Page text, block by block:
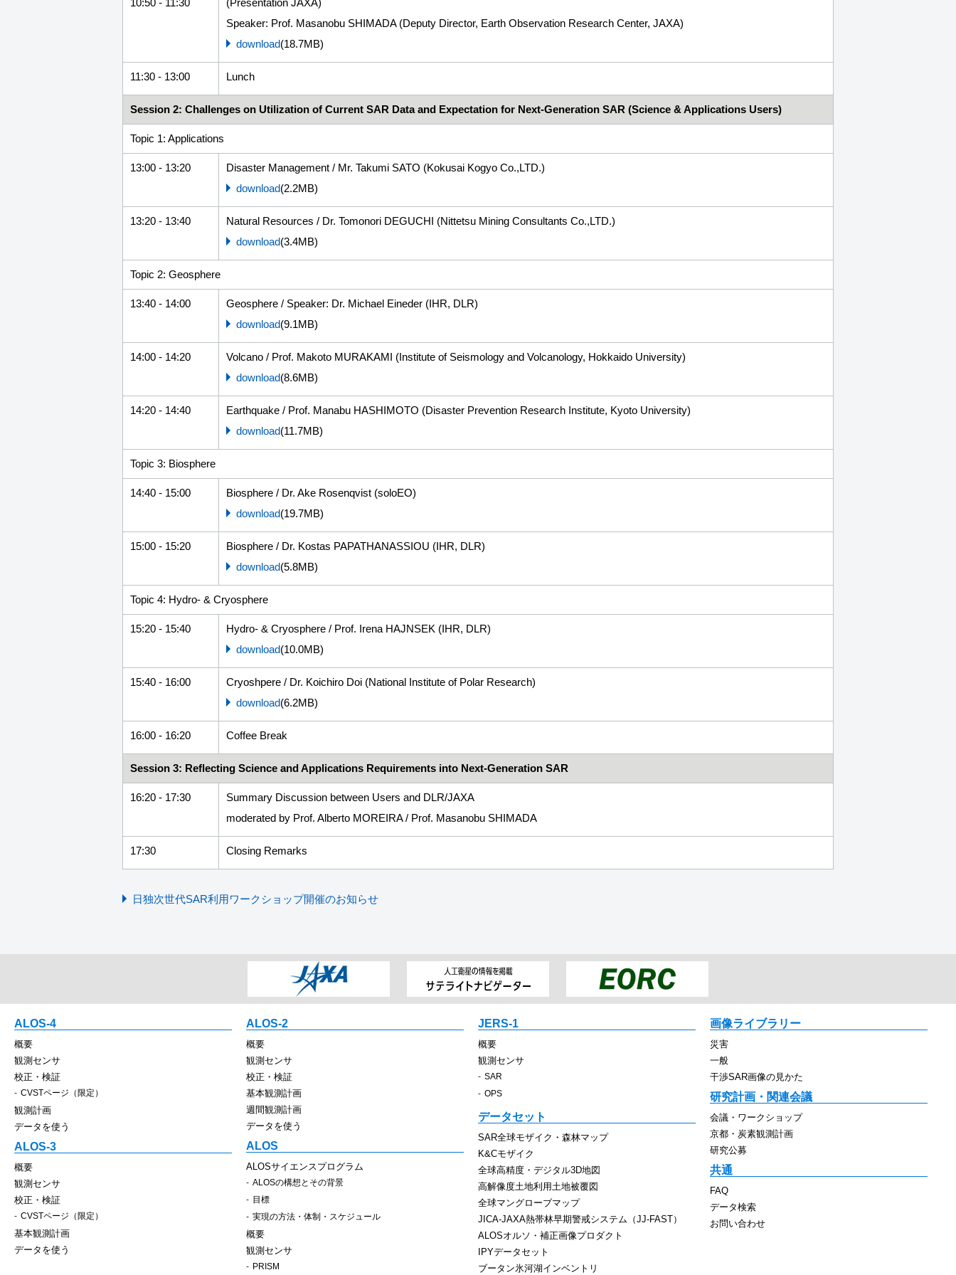
Speaker: Prof. Masanobu SHIMADA (Deputy Director, Earth Observation Research Center, JAXA)
download(18.7MB)
11:30 - 13:00 Lunch
Session 2: Challenges on Utilization of Current SAR Data and Expectation for Next-Generation SAR (Science & Applications Users)
Topic 1: Applications
13:00 - 13:20
Disaster Management / Mr. Takumi SATO (Kokusai Kogyo Co.,LTD.)
download(2.2MB)
13:20 - 13:40
Natural Resources / Dr. Tomonori DEGUCHI (Nittetsu Mining Consultants Co.,LTD.)
download(3.4MB)
Topic 2: Geosphere
13:40 - 14:00
Geosphere / Speaker: Dr. Michael Eineder (IHR, DLR)
download(9.1MB)
14:00 - 14:20
Volcano / Prof. Makoto MURAKAMI (Institute of Seismology and Volcanology, Hokkaido University)
download(8.6MB)
14:20 - 14:40
Earthquake / Prof. Manabu HASHIMOTO (Disaster Prevention Research Institute, Kyoto University)
download(11.7MB)
Topic 3: Biosphere
14:40 - 15:00
Biosphere / Dr. Ake Rosenqvist (soloEO)
download(19.7MB)
15:00 - 15:20
Biosphere / Dr. Kostas PAPATHANASSIOU (IHR, DLR)
download(5.8MB)
Topic 4: Hydro- & Cryosphere
15:20 - 15:40
Hydro- & Cryosphere / Prof. Irena HAJNSEK (IHR, DLR)
download(10.0MB)
15:40 - 16:00
Cryoshpere / Dr. Koichiro Doi (National Institute of Polar Research)
download(6.2MB)
16:00 - 16:20 Coffee Break
Session 3: Reflecting Science and Applications Requirements into Next-Generation SAR
16:20 - 17:30
Summary Discussion between Users and DLR/JAXA
moderated by Prof. Alberto MOREIRA / Prof. Masanobu SHIMADA
17:30 Closing Remarks
日独次世代SAR利用ワークショップ開催のお知らせ
ALOS-4
概要
観測センサ
校正・検証
CVSTページ（限定）
観測計画
データを使う
ALOS-3
概要
観測センサ
校正・検証
CVSTページ（限定）
基本観測計画
データを使う
ALOS-2
概要
観測センサ
校正・検証
基本観測計画
週間観測計画
データを使う
ALOS
ALOSサイエンスプログラム
ALOSの構想とその背景
目標
実現の方法・体制・スケジュール
概要
観測センサ
PRISM
JERS-1
概要
観測センサ
SAR
OPS
データセット
SAR全球モザイク・森林マップ
K&Cモザイク
全球高精度・デジタル3D地図
高解像度土地利用土地被覆図
全球マングローブマップ
JICA-JAXA熱帯林早期警戒システム（JJ-FAST）
ALOSオルソ・補正画像プロダクト
IPYデータセット
ブータン氷河湖インベントリ
画像ライブラリー
災害
一般
干渉SAR画像の見かた
研究計画・関連会議
会議・ワークショップ
京都・炭素観測計画
研究公募
共通
FAQ
データ検索
お問い合わせ